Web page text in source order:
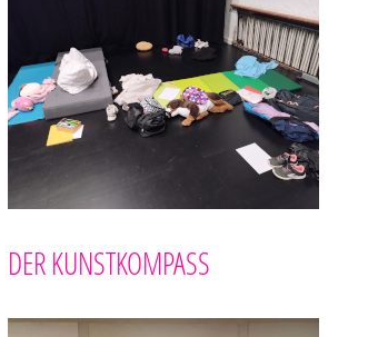
DER KUNSTKOMPASS